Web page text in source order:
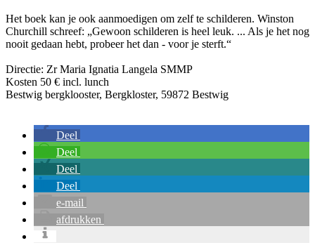
Het boek kan je ook aanmoedigen om zelf te schilderen. Winston
Churchill schreef: „Gewoon schilderen is heel leuk. ... Als je het nog
nooit gedaan hebt, probeer het dan - voor je sterft.“
Directie: Zr Maria Ignatia Langela SMMP
Kosten 50 € incl. lunch
Bestwig bergklooster, Bergkloster, 59872 Bestwig
Deel
Deel
Deel
Deel
e-mail
afdrukken